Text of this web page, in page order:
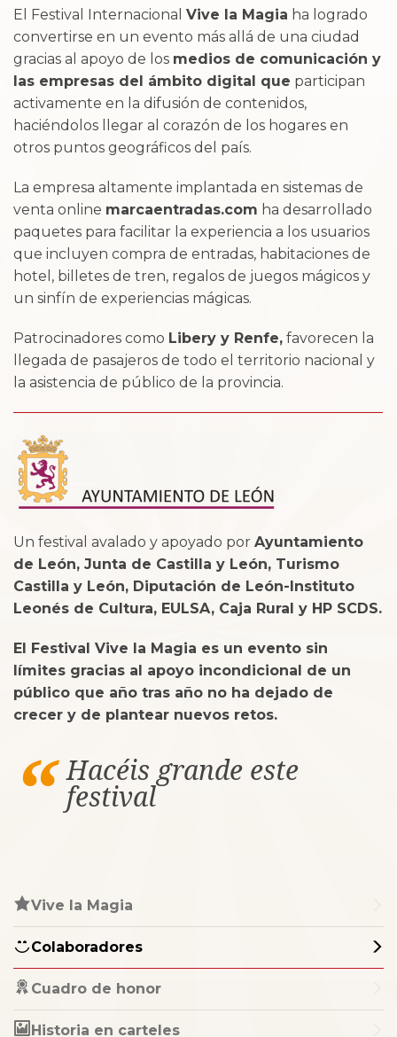
El Festival Internacional Vive la Magia ha logrado
convertirse en un evento más allá de una ciudad
gracias al apoyo de los medios de comunicación y
las empresas del ámbito digital que participan
activamente en la difusión de contenidos,
haciéndolos llegar al corazón de los hogares en
otros puntos geográficos del país.
La empresa altamente implantada en sistemas de
venta online marcaentradas.com ha desarrollado
paquetes para facilitar la experiencia a los usuarios
que incluyen compra de entradas, habitaciones de
hotel, billetes de tren, regalos de juegos mágicos y
un sinfín de experiencias mágicas.
Patrocinadores como Libery y Renfe, favorecen la
llegada de pasajeros de todo el territorio nacional y
la asistencia de público de la provincia.
Un festival avalado y apoyado por Ayuntamiento
de León, Junta de Castilla y León, Turismo
Castilla y León, Diputación de León-Instituto
Leonés de Cultura, EULSA, Caja Rural y HP SCDS.
El Festival Vive la Magia es un evento sin
límites gracias al apoyo incondicional de un
público que año tras año no ha dejado de
crecer y de plantear nuevos retos.
Hacéis grande este
festival
Vive la Magia
Colaboradores
Cuadro de honor
Historia en carteles